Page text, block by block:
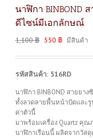
นาฬิกา BINBOND
ดีไซน์มีเอกลักษณ์
1,100฿ 550 ฿ มีสินค้า
รหัสสินค้า: 516RD
นาฬิกา BINBOND สายยา
ทั้งลวดลายพื้นหน้าปัดและรู
ค่าตัวนี้
มาพร้อมเครื่อง Quartz คุ
นาฬิกาเรือนนี้ ผลิตจากวัส